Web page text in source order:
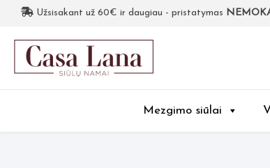
Užsisakant už 60€ ir daugiau - pristatymas
Mezgimo siūlai